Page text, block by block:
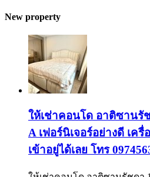
New property
ให้เช่าคอนโด อาติซานรั
A เฟอร์นิเจอร์อย่างดี เค
เข้าอยู่ได้เลย โทร